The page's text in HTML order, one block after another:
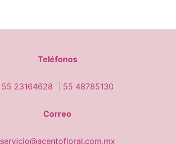
Teléfonos
55 23164628 | 55 48785130
Correo
servicio@acentofloral.com.mx